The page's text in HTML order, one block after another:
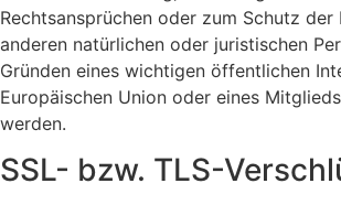
Rechtsansprüchen oder zum Schutz der
anderen natürlichen oder juristischen
Gründen eines wichtigen öffentlichen
Europäischen Union oder eines
werden.
SSL- bzw. TLS-